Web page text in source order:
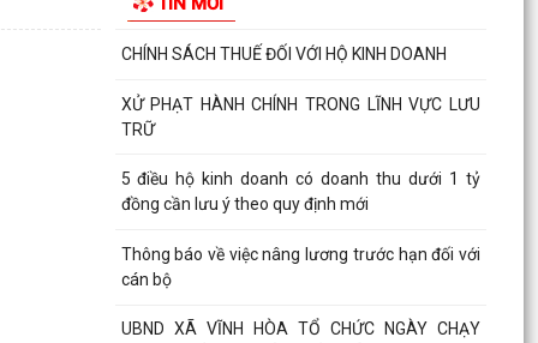
phần mềm lậu từ...
CHÍNH SÁCH THUẾ ĐỐI VỚI HỘ KINH DOANH
XỬ PHẠT HÀNH CHÍNH TRONG LĨNH VỰC LƯU
TRỮ
5 điều hộ kinh doanh có doanh thu dưới 1 tỷ
đồng cần lưu ý theo quy định mới
Thông báo về việc nâng lương trước hạn đối với
cán bộ
UBND XÃ VĨNH HÒA TỔ CHỨC NGÀY CHẠY